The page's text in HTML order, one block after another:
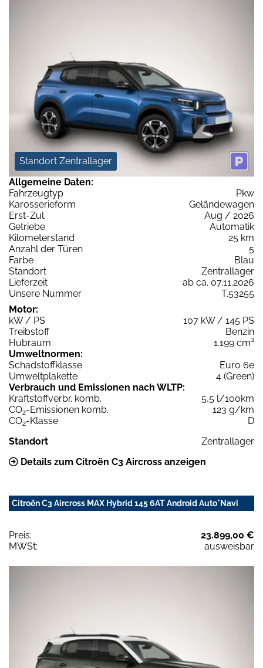
Standort Zentrallager
Allgemeine Daten:
Fahrzeugtyp
Pkw
Karosserieform
Geländewagen
Erst-Zul.
Aug / 2026
Getriebe
Automatik
Kilometerstand
25 km
Anzahl der Türen
5
Farbe
Blau
Standort
Zentrallager
Lieferzeit
ab ca. 07.11.2026
Unsere Nummer
T.53255
Motor:
kW / PS
107 kW / 145 PS
Treibstoff
Benzin
Hubraum
1.199 cm³
Umweltnormen:
Schadstoffklasse
Euro 6e
Umweltplakette
4 (Green)
Verbrauch und Emissionen nach WLTP:
Kraftstoffverbr. komb.
5,5 l/100km
CO2-Emissionen komb.
123 g/km
CO2-Klasse
D
Standort
Zentrallager
Details zum Citroën C3 Aircross anzeigen
Citroën C3 Aircross MAX Hybrid 145 6AT Android Auto*Navi
Preis:
23.899,00 €
MWSt:
ausweisbar